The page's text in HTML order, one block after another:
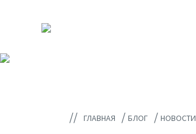
// ГЛАВНАЯ / БЛОГ / НОВОСТИ